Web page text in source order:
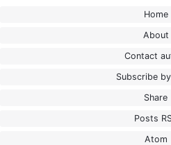
Home
About
Contact
Subscribe
Share
Posts
Atom